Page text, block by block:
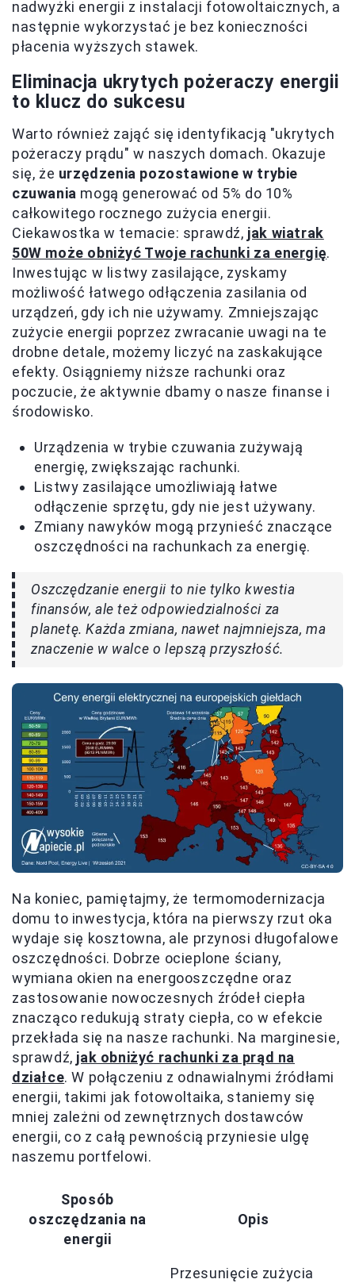
nadwyżki energii z instalacji fotowoltaicznych, a
następnie wykorzystać je bez konieczności
płacenia wyższych stawek.
Eliminacja ukrytych pożeraczy energii
to klucz do sukcesu
Warto również zająć się identyfikacją "ukrytych
pożeraczy prądu" w naszych domach. Okazuje
się, że urzędzenia pozostawione w trybie
czuwania mogą generować od 5% do 10%
całkowitego rocznego zużycia energii.
Ciekawostka w temacie: sprawdź, jak wiatrak
50W może obniżyć Twoje rachunki za energię.
Inwestując w listwy zasilające, zyskamy
możliwość łatwego odłączenia zasilania od
urządzeń, gdy ich nie używamy. Zmniejszając
zużycie energii poprzez zwracanie uwagi na te
drobne detale, możemy liczyć na zaskakujące
efekty. Osiągniemy niższe rachunki oraz
poczucie, że aktywnie dbamy o nasze finanse i
środowisko.
Urządzenia w trybie czuwania zużywają
energię, zwiększając rachunki.
Listwy zasilające umożliwiają łatwe
odłączenie sprzętu, gdy nie jest używany.
Zmiany nawyków mogą przynieść znaczące
oszczędności na rachunkach za energię.
Oszczędzanie energii to nie tylko kwestia
finansów, ale też odpowiedzialności za
planetę. Każda zmiana, nawet najmniejsza, ma
znaczenie w walce o lepszą przyszłość.
Na koniec, pamiętajmy, że termomodernizacja
domu to inwestycja, która na pierwszy rzut oka
wydaje się kosztowna, ale przynosi długofalowe
oszczędności. Dobrze ocieplone ściany,
wymiana okien na energooszczędne oraz
zastosowanie nowoczesnych źródeł ciepła
znacząco redukują straty ciepła, co w efekcie
przekłada się na nasze rachunki. Na marginesie,
sprawdź, jak obniżyć rachunki za prąd na
działce. W połączeniu z odnawialnymi źródłami
energii, takimi jak fotowoltaika, staniemy się
mniej zależni od zewnętrznych dostawców
energii, co z całą pewnością przyniesie ulgę
naszemu portfelowi.
Sposób
oszczędzania na
energii
Opis
Przesunięcie zużycia